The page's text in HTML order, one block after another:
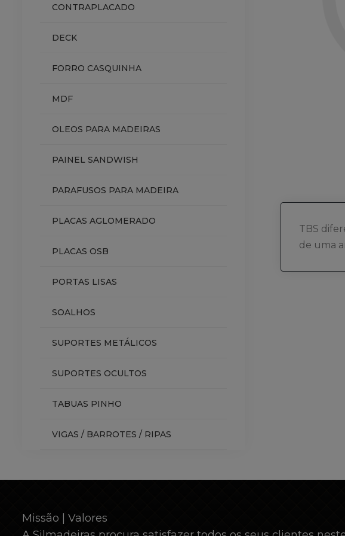
TBS
de uma
CONTRAPLACADO
DECK
FORRO CASQUINHA
MDF
OLEOS PARA MADEIRAS
PAINEL SANDWISH
PARAFUSOS PARA MADEIRA
PLACAS AGLOMERADO
PLACAS OSB
PORTAS LISAS
SOALHOS
SUPORTES METÁLICOS
SUPORTES OCULTOS
TABUAS PINHO
VIGAS / BARROTES / RIPAS
Missão | Valores